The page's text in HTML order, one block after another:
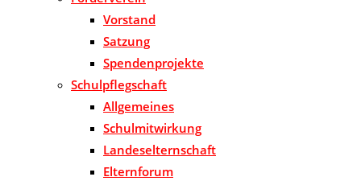
Vorstand
Satzung
Spendenprojekte
Schulpflegschaft
Allgemeines
Schulmitwirkung
Landeselternschaft
Elternforum